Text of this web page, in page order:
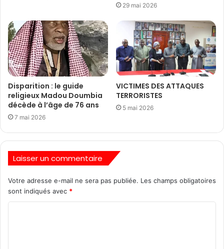
29 mai 2026
Disparition : le guide
religieux Madou Doumbia
décède à l’âge de 76 ans
7 mai 2026
VICTIMES DES ATTAQUES
TERRORISTES
5 mai 2026
Laisser un commentaire
Votre adresse e-mail ne sera pas publiée. Les champs obligatoires
sont indiqués avec *